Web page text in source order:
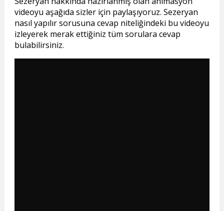
videoyu aşağıda sizler için paylaşıyoruz. Sezeryan
nasıl yapılır sorusuna cevap niteliğindeki bu videoyu
izleyerek merak ettiğiniz tüm sorulara cevap
bulabilirsiniz.